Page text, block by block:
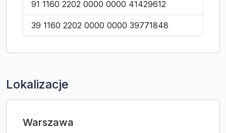
91 1160 2202 0000 0000 41429612
39 1160 2202 0000 0000 39771848
Lokalizacje
Warszawa